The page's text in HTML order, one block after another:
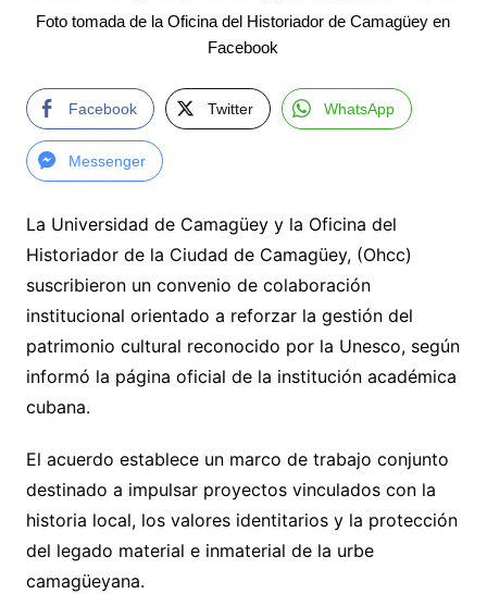
Foto tomada de la Oficina del Historiador de Camagüey en
Facebook
Facebook Twitter WhatsApp
Messenger
La Universidad de Camagüey y la Oficina del
Historiador de la Ciudad de Camagüey, (Ohcc)
suscribieron un convenio de colaboración
institucional orientado a reforzar la gestión del
patrimonio cultural reconocido por la Unesco, según
informó la página oficial de la institución académica
cubana.
El acuerdo establece un marco de trabajo conjunto
destinado a impulsar proyectos vinculados con la
historia local, los valores identitarios y la protección
del legado material e inmaterial de la urbe
camagüeyana.